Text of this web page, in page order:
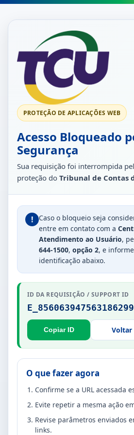
PROTEÇÃO DE APLICAÇÕES WEB
Acesso Bloqueado
Segurança
Sua requisição foi interrompida
proteção do Tribunal de Contas
!
Caso o bloqueio seja
entre em contato com a
Atendimento ao Usuário,
644-1500, opção 2, e
identificação abaixo.
ID DA REQUISIÇÃO / SUPPORT ID
Copiar ID Voltar
O que fazer agora
Confirme se a URL acessada
Evite repetir a mesma ação
Revise parâmetros enviados
links.